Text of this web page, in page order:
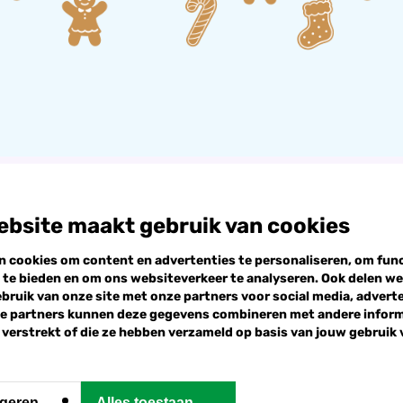
maakt gebruik van cookies
cookies om content en advertenties te personaliseren, om
bieden en om ons websiteverkeer te analyseren. Ook delen
van onze site met onze partners voor social media,
partners kunnen deze gegevens combineren met andere
of die ze hebben verzameld op basis van jouw gebruik
Anders
of
organisatie
AanhefDe heer
Mevrouw
Niet specificeren